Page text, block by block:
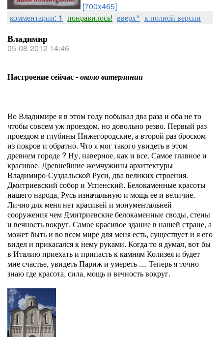
[700x465]
комментарии: 1 понравилось! вверх^ к полной версии
Владимир
05-08-2012 14:46
Настроение сейчас -около ватерлинии
Во Владимире я в этом году побывал два раза и оба не то
чтобы совсем уж проездом, но довольно резво. Первый раз
проездом в глубины Нижегородские, а второй раз броском
из покров и обратно. Что я мог такого увидеть в этом
древнем городе ? Ну, наверное, как и все. Самое главное и
красивое. Древнейшие жемчужины архитектуры
Владимиро-Суздальской Руси, два великих строения.
Дмитриевский собор и Успенский. Белокаменные красоты
нашего народа, Русь изначальную и мощь ее и величие.
Лично для меня нет красивей и монументальней
сооружения чем Дмитриевские белокаменные своды, стены
и вечность вокруг. Самое красивое здание в нашей стране, а
может быть и во всем мире для меня есть, существует и я его
видел и прикасался к нему руками. Когда то я думал, вот бы
в Италию приехать и припасть к камням Колизея и будет
мне счастье, увидеть Париж и умереть .... Теперь я точно
знаю где красота, сила, мощь и вечность вокруг.